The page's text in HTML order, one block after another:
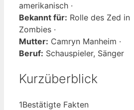
amerikanisch ·
Bekannt für: Rolle des Zed in
Zombies ·
Mutter: Camryn Manheim ·
Beruf: Schauspieler, Sänger
Kurzüberblick
1Bestätigte Fakten